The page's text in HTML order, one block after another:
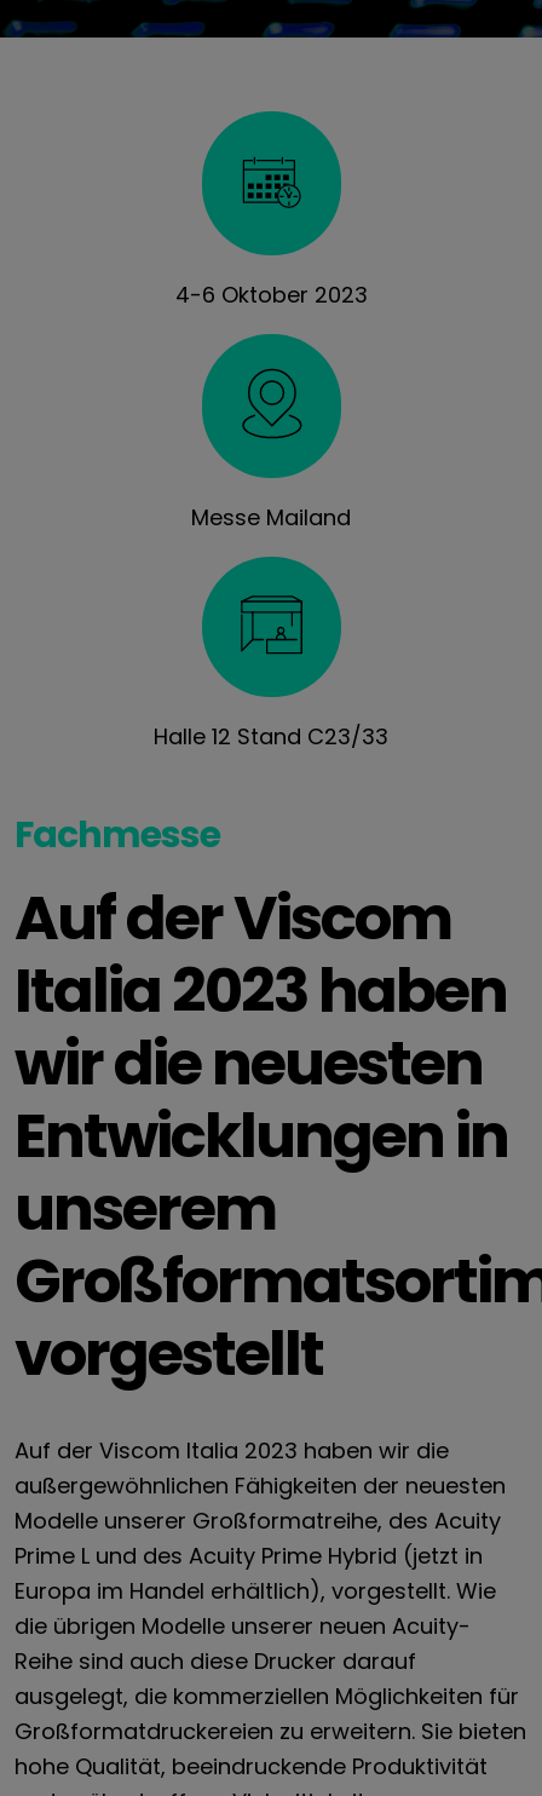
4-6 Oktober 2023
Messe Mailand
Halle 12 Stand C23/33
Fachmesse
Auf der Viscom
Italia 2023 haben
wir die neuesten
Entwicklungen in
unserem
vorgestellt
Auf der Viscom Italia 2023 haben wir die
außergewöhnlichen Fähigkeiten der neuesten
Modelle unserer Großformatreihe, des Acuity
Prime L und des Acuity Prime Hybrid (jetzt in
Europa im Handel erhältlich), vorgestellt. Wie
die übrigen Modelle unserer neuen Acuity-
Reihe sind auch diese Drucker darauf
ausgelegt, die kommerziellen Möglichkeiten für
Großformatdruckereien zu erweitern. Sie bieten
hohe Qualität, beeindruckende Produktivität